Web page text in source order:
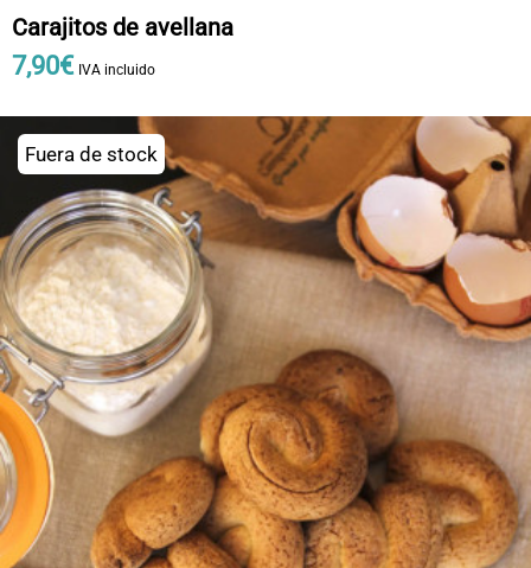
Carajitos de avellana
7,90€ IVA incluido
Fuera de stock